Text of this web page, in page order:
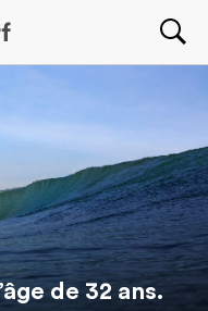
de 32 ans.